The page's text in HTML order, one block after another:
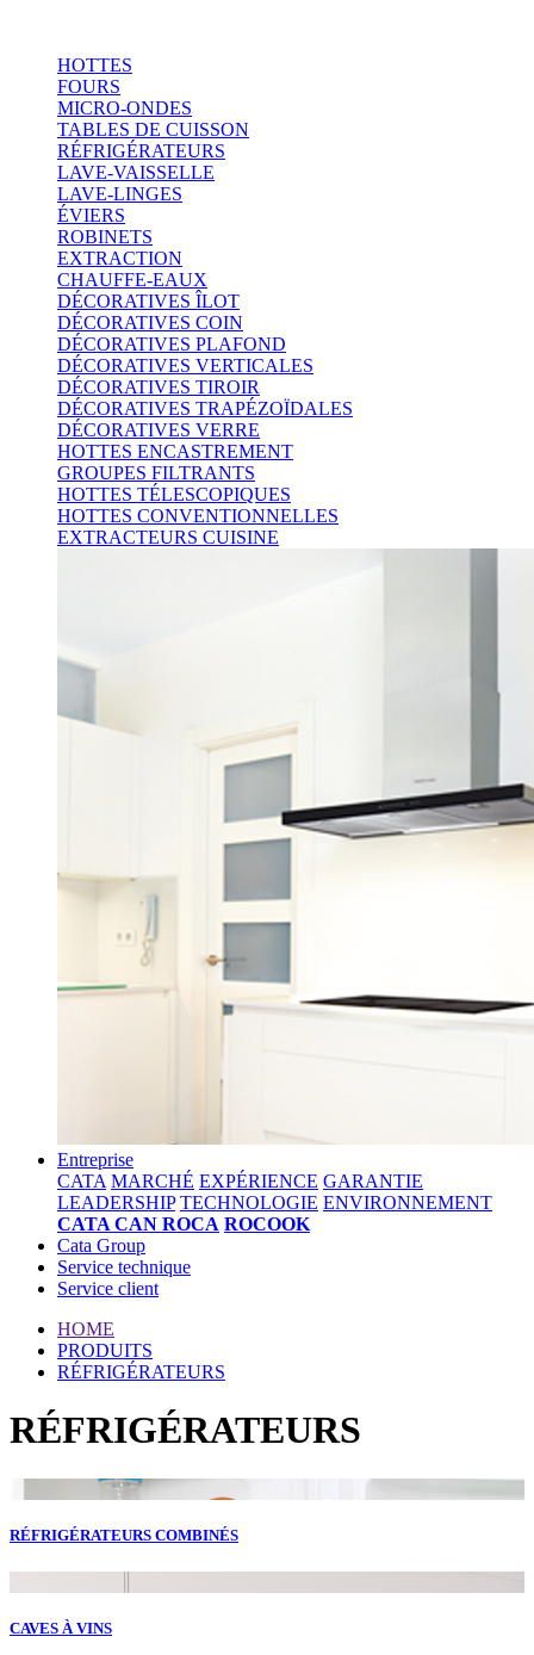
HOTTES
FOURS
MICRO-ONDES
TABLES DE CUISSON
RÉFRIGÉRATEURS
LAVE-VAISSELLE
LAVE-LINGES
ÉVIERS
ROBINETS
EXTRACTION
CHAUFFE-EAUX
DÉCORATIVES ÎLOT
DÉCORATIVES COIN
DÉCORATIVES PLAFOND
DÉCORATIVES VERTICALES
DÉCORATIVES TIROIR
DÉCORATIVES TRAPÉZOÏDALES
DÉCORATIVES VERRE
HOTTES ENCASTREMENT
GROUPES FILTRANTS
HOTTES TÉLESCOPIQUES
HOTTES CONVENTIONNELLES
EXTRACTEURS CUISINE
Entreprise
CATA MARCHÉ EXPÉRIENCE GARANTIE
LEADERSHIP TECHNOLOGIE ENVIRONNEMENT
CATA CAN ROCA ROCOOK
Cata Group
Service technique
Service client
HOME
PRODUITS
RÉFRIGÉRATEURS
RÉFRIGÉRATEURS
RÉFRIGÉRATEURS COMBINÉS
CAVES À VINS